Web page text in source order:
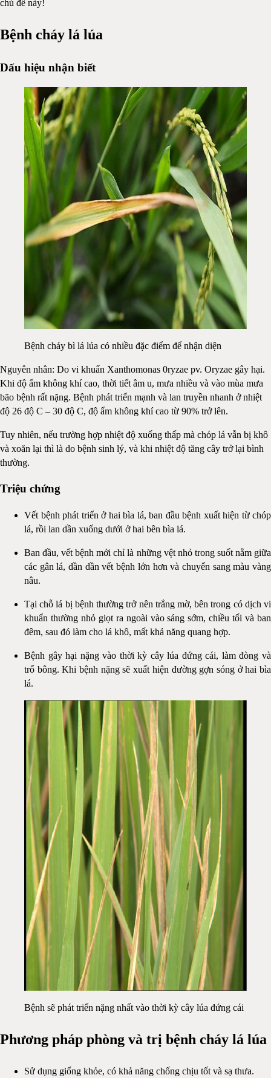
chủ đề này!
Bệnh cháy lá lúa
Dấu hiệu nhận biết
Bệnh cháy bì lá lúa có nhiều đặc điểm để nhận diện
Nguyên nhân: Do vi khuẩn Xanthomonas 0ryzae pv. Oryzae gây hại.
Khi độ ẩm không khí cao, thời tiết âm u, mưa nhiều và vào mùa mưa
bão bệnh rất nặng. Bệnh phát triển mạnh và lan truyền nhanh ở nhiệt
độ 26 độ C – 30 độ C, độ ẩm không khí cao từ 90% trở lên.
Tuy nhiên, nếu trường hợp nhiệt độ xuống thấp mà chóp lá vẫn bị khô
và xoăn lại thì là do bệnh sinh lý, và khi nhiệt độ tăng cây trở lại bình
thường.
Triệu chứng
Vết bệnh phát triển ở hai bìa lá, ban đầu bệnh xuất hiện từ chóp
lá, rồi lan dần xuống dưới ở hai bên bìa lá.
Ban đầu, vết bệnh mới chỉ là những vệt nhỏ trong suốt nằm giữa
các gân lá, dần dần vết bệnh lớn hơn và chuyển sang màu vàng
nâu.
Tại chỗ lá bị bệnh thường trở nên trắng mờ, bên trong có dịch vi
khuẩn thường nhỏ giọt ra ngoài vào sáng sớm, chiều tối và ban
đêm, sau đó làm cho lá khô, mất khả năng quang hợp.
Bệnh gây hại nặng vào thời kỳ cây lúa đứng cái, làm đòng và
trổ bông. Khi bệnh nặng sẽ xuất hiện đường gợn sóng ở hai bìa
lá.
Bệnh sẽ phát triển nặng nhất vào thời kỳ cây lúa đứng cái
Phương pháp phòng và trị bệnh cháy lá lúa
Sử dụng giống khỏe, có khả năng chống chịu tốt và sạ thưa.